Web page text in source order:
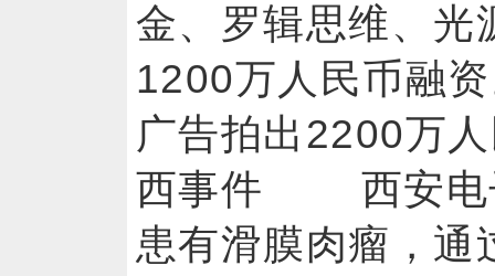
金、罗辑思维、光
1200万人民币融
广告拍出2200
西事件 西安电
患有滑膜肉瘤，通